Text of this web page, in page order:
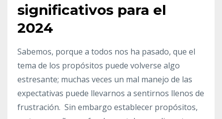
significativos para el
2024
Sabemos, porque a todos nos ha pasado, que el
tema de los propósitos puede volverse algo
estresante; muchas veces un mal manejo de las
expectativas puede llevarnos a sentirnos llenos de
frustración. Sin embargo establecer propósitos,